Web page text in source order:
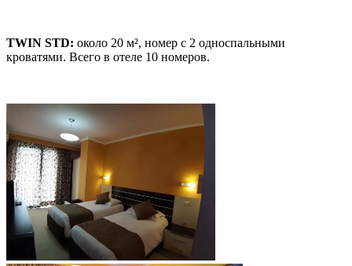
TWIN STD: около 20 м², номер с 2 односпальными
кроватями. Всего в отеле 10 номеров.